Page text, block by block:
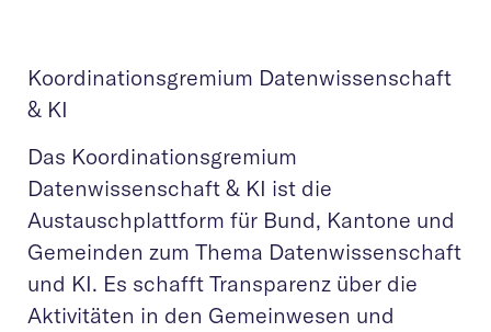
Koordinationsgremium Datenwissenschaft
& KI
Das Koordinationsgremium
Datenwissenschaft & KI ist die
Austauschplattform für Bund, Kantone und
Gemeinden zum Thema Datenwissenschaft
und KI. Es schafft Transparenz über die
Aktivitäten in den Gemeinwesen und